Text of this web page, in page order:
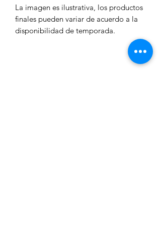
La imagen es ilustrativa, los productos
finales pueden variar de acuerdo a la
disponibilidad de temporada.